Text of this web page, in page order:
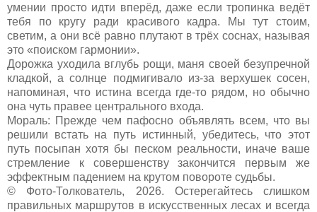
умении просто идти вперёд, даже если тропинка ведёт
тебя по кругу ради красивого кадра. Мы тут стоим,
светим, а они всё равно плутают в трёх соснах, называя
это «поиском гармонии».
Дорожка уходила вглубь рощи, маня своей безупречной
кладкой, а солнце подмигивало из-за верхушек сосен,
напоминая, что истина всегда где-то рядом, но обычно
она чуть правее центрального входа.
Мораль: Прежде чем пафосно объявлять всем, что вы
решили встать на путь истинный, убедитесь, что этот
путь посыпан хотя бы песком реальности, иначе ваше
стремление к совершенству закончится первым же
эффектным падением на крутом повороте судьбы.
© Фото-Толкователь, 2026. Остерегайтесь слишком
правильных маршрутов в искусственных лесах и всегда